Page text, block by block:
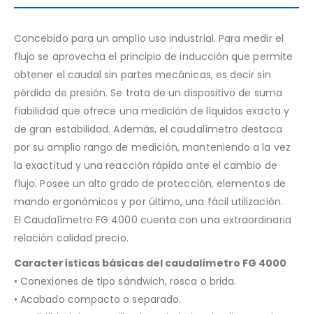
Concebido para un amplio uso industrial. Para medir el
flujo se aprovecha el principio de inducción que permite
obtener el caudal sin partes mecánicas, es decir sin
pérdida de presión. Se trata de un dispositivo de suma
fiabilidad que ofrece una medición de líquidos exacta y
de gran estabilidad. Además, el caudalímetro destaca
por su amplio rango de medición, manteniendo a la vez
la exactitud y una reacción rápida ante el cambio de
flujo. Posee un alto grado de protección, elementos de
mando ergonómicos y por último, una fácil utilización.
El Caudalímetro FG 4000 cuenta con una extraordinaria
relación calidad precio.
Características básicas del caudalímetro FG 4000
• Conexiones de tipo sándwich, rosca o brida.
• Acabado compacto o separado.